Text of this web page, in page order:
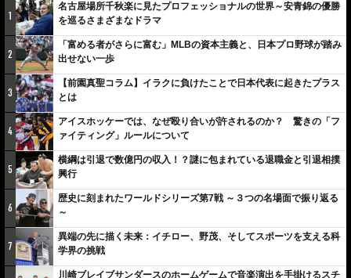
1
名古屋場所千秋楽に見たプロフェッショナルの世界～安青錦の優勝
を巡るさまざまなドラマ
2
「富める者がさらに富む」MLBの資本主義と、日本プロ野球が踏み
出せない一歩
3
【前園真聖コラム】イラクに負けたことで日本代表に起きたプラス
とは
4
アイスホッケーでは、なぜ殴り合いが許されるのか？ 驚きの「フ
ァイティング」ルールについて
5
横綱は引退で数億円の収入！？謎に包まれている退職金と引退相撲
興行
6
歴史に刻まれたワールドシリーズ第7戦 ～３つの名場面で振り返る
～
7
異端の先に描く未来：イチロー、野茂、そしてスポーツを支える科
学界の挑戦
川崎ブレイブサンダースのホームゲームで音楽演出を手掛けるスチ